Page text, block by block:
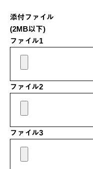
添付ファイル
(2MB以下)
ファイル1
ファイル2
ファイル3